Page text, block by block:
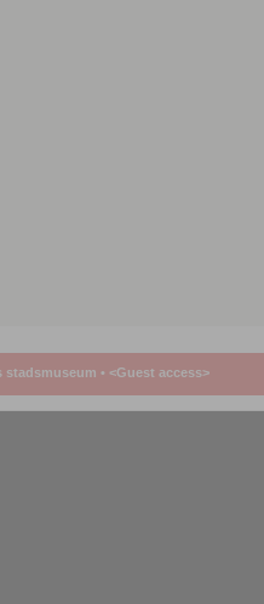
• <Guest access>